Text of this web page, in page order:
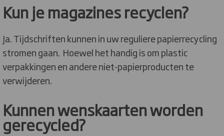
Kun je magazines recyclen?
Ja. Tijdschriften kunnen in uw reguliere papierrecycling
stromen gaan. Hoewel het handig is om plastic
verpakkingen en andere niet-papierproducten te
verwijderen.
Kunnen wenskaarten worden
gerecycled?